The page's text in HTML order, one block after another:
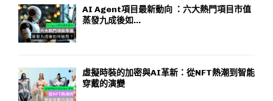
AI Agent項目最新動向 ：六大熱門項目市值
蒸發九成後如...
虛擬時裝的加密與AI革新：從NFT熱潮到智能
穿戴的演變